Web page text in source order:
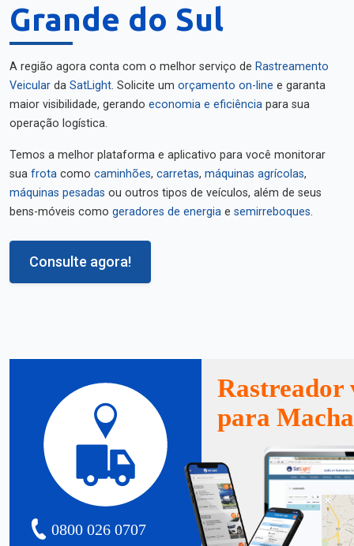
Grande do Sul
A região agora conta com o melhor serviço de Rastreamento
Veicular da SatLight. Solicite um orçamento on-line e garanta
maior visibilidade, gerando economia e eficiência para sua
operação logística.
Temos a melhor plataforma e aplicativo para você monitorar
sua frota como caminhões, carretas, máquinas agrícolas,
máquinas pesadas ou outros tipos de veículos, além de seus
bens-móveis como geradores de energia e semirreboques.
Consulte agora!
0800 026 0707
Rastreador
para